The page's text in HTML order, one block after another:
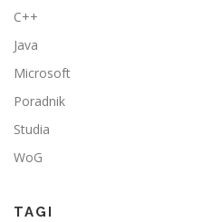
C++
Java
Microsoft
Poradnik
Studia
WoG
TAGI